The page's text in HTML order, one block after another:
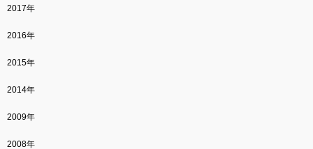
2017年
2016年
2015年
2014年
2009年
2008年